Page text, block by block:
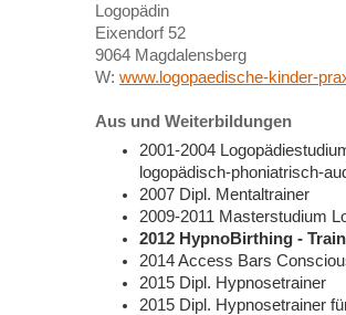
Logopädin
Eixendorf 52
9064 Magdalensberg
W: www.logopaedische-kinder-
Aus und Weiterbildungen
2001-2004
logopädisch-phoniatrisch-
2007 Dipl. Mentaltrainer
2009-2011 Masterstudium
2012 HypnoBirthing -
2014 Access Bars
2015 Dipl. Hypnosetrainer
2015 Dipl. Hypnosetrainer